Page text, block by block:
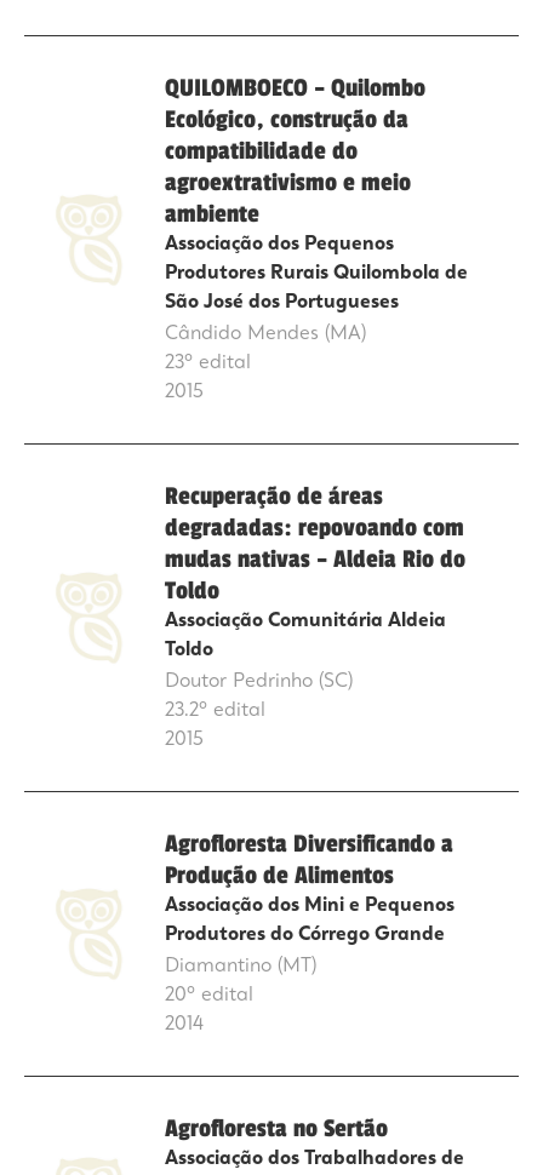
QUILOMBOECO – Quilombo
Ecológico, construção da
compatibilidade do
agroextrativismo e meio
ambiente
Associação dos Pequenos
Produtores Rurais Quilombola de
São José dos Portugueses
Cândido Mendes (MA)
23º edital
2015
Recuperação de áreas
degradadas: repovoando com
mudas nativas – Aldeia Rio do
Toldo
Associação Comunitária Aldeia
Toldo
Doutor Pedrinho (SC)
23.2º edital
2015
Agrofloresta Diversificando a
Produção de Alimentos
Associação dos Mini e Pequenos
Produtores do Córrego Grande
Diamantino (MT)
20º edital
2014
Agrofloresta no Sertão
Associação dos Trabalhadores de